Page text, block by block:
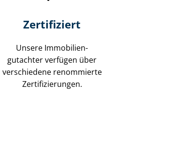
Zertifiziert
Unsere Immobilien­
gutachter verfügen über
verschiedene renommierte
Zer­ti­fi­zie­run­gen.